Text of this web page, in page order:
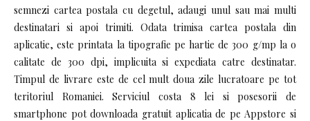
semnezi cartea postala cu degetul, adaugi unul sau mai multi
destinatari si apoi trimiti. Odata trimisa cartea postala din
aplicatie, este printata la tipografie pe hartie de 300 g/mp la o
calitate de 300 dpi, implicuita si expediata catre destinatar.
Timpul de livrare este de cel mult doua zile lucratoare pe tot
teritoriul Romaniei. Serviciul costa 8 lei si posesorii de
smartphone pot downloada gratuit aplicatia de pe Appstore si